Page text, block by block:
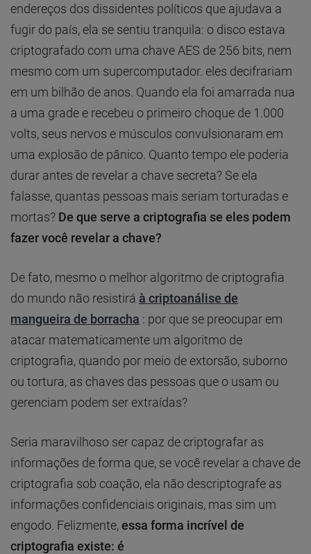
endereços dos dissidentes políticos que ajudava a
fugir do país, ela se sentiu tranquila: o disco estava
criptografado com uma chave AES de 256 bits, nem
mesmo com um supercomputador. eles decifrariam
em um bilhão de anos. Quando ela foi amarrada nua
a uma grade e recebeu o primeiro choque de 1.000
volts, seus nervos e músculos convulsionaram em
uma explosão de pânico. Quanto tempo ele poderia
durar antes de revelar a chave secreta? Se ela
falasse, quantas pessoas mais seriam torturadas e
mortas? De que serve a criptografia se eles podem
fazer você revelar a chave?
De fato, mesmo o melhor algoritmo de criptografia
do mundo não resistirá à criptoanálise de
mangueira de borracha : por que se preocupar em
atacar matematicamente um algoritmo de
criptografia, quando por meio de extorsão, suborno
ou tortura, as chaves das pessoas que o usam ou
gerenciam podem ser extraídas?
Seria maravilhoso ser capaz de criptografar as
informações de forma que, se você revelar a chave de
criptografia sob coação, ela não descriptografe as
informações confidenciais originais, mas sim um
engodo. Felizmente,essa forma incrível de
criptografia existe: é